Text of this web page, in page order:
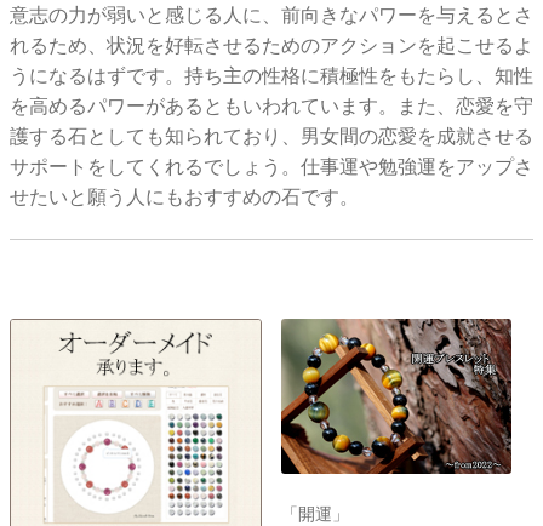
意志の力が弱いと感じる人に、前向きなパワーを与えるとさ
れるため、状況を好転させるためのアクションを起こせるよ
うになるはずです。持ち主の性格に積極性をもたらし、知性
を高めるパワーがあるともいわれています。また、恋愛を守
護する石としても知られており、男女間の恋愛を成就させる
サポートをしてくれるでしょう。仕事運や勉強運をアップさ
せたいと願う人にもおすすめの石です。
「開運」